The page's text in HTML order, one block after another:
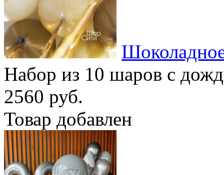
Набор из 10 шаров с
2560 руб.
Товар добавлен